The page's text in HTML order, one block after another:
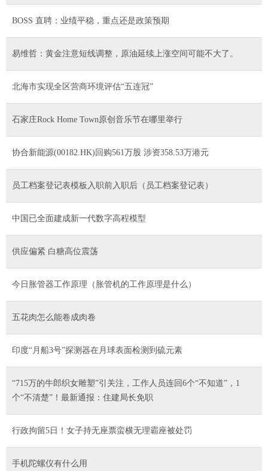
BOSS 直聘：业绩平稳，重点还是政策预期
易维哲：黄金注意短线调整，原油延续上涨空间可能不大了。
北海市实现全区营商环境评估“五连冠”
石家庄Rock Home Town原创音乐节在哪里举行
协合新能源(00182.HK)回购561万股 涉资358.53万港元
员工档案登记表模板入职前入职后（员工档案登记表）
中国已全面建成新一代数字高程模型
供应偏紧 白糖高位震荡
今日胀管器工作原理（胀管机的工作原理是什么）
五花肉怎么能卷成肉卷
印度“月船3号”探测器在月球表面检测到硫元素
“715万的牛郎织女雕塑”引关注，工作人员连回6个“不知道”，1
个“不清楚”！最新通报：住建局长免职
行政拘留5日！女子持无座票蛮横无理霸座被处罚
手机陀螺仪有什么用